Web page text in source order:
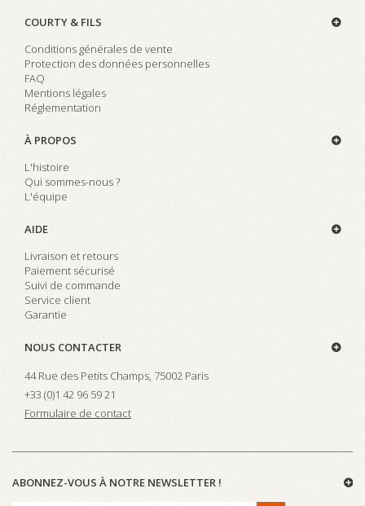
COURTY & FILS
Conditions générales de vente
Protection des données personnelles
FAQ
Mentions légales
Réglementation
À PROPOS
L'histoire
Qui sommes-nous ?
L'équipe
AIDE
Livraison et retours
Paiement sécurisé
Suivi de commande
Service client
Garantie
NOUS CONTACTER
44 Rue des Petits Champs, 75002 Paris
+33 (0)1 42 96 59 21
Formulaire de contact
ABONNEZ-VOUS À NOTRE NEWSLETTER !